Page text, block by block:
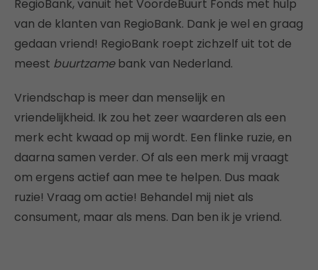
RegioBank, vanuit het VoordeBuurt Fonds met hulp
van de klanten van RegioBank. Dank je wel en graag
gedaan vriend! RegioBank roept zichzelf uit tot de
meest buurtzamebank van Nederland.
Vriendschap is meer dan menselijk en
vriendelijkheid. Ik zou het zeer waarderen als een
merk echt kwaad op mij wordt. Een flinke ruzie, en
daarna samen verder. Of als een merk mij vraagt
om ergens actief aan mee te helpen. Dus maak
ruzie! Vraag om actie! Behandel mij niet als
consument, maar als mens. Dan ben ik je vriend.